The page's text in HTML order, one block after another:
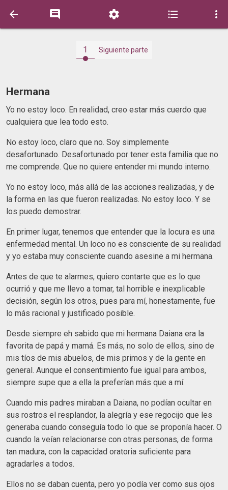
    
1 Siguiente parte
Hermana
Yo no estoy loco. En realidad, creo estar más cuerdo que
cualquiera que lea todo esto.
No estoy loco, claro que no. Soy simplemente
desafortunado. Desafortunado por tener esta familia que no
me comprende. Que no quiere entender mi mundo interno.
Yo no estoy loco, más allá de las acciones realizadas, y de
la forma en las que fueron realizadas. No estoy loco. Y se
los puedo demostrar.
En primer lugar, tenemos que entender que la locura es una
enfermedad mental. Un loco no es consciente de su realidad
y yo estaba muy consciente cuando asesine a mi hermana.
Antes de que te alarmes, quiero contarte que es lo que
ocurrió y que me llevo a tomar, tal horrible e inexplicable
decisión, según los otros, pues para mí, honestamente, fue
lo más racional y justificado posible.
Desde siempre eh sabido que mi hermana Daiana era la
favorita de papá y mamá. Es más, no solo de ellos, sino de
mis tíos de mis abuelos, de mis primos y de la gente en
general. Aunque el consentimiento fue igual para ambos,
siempre supe que a ella la preferían más que a mí.
Cuando mis padres miraban a Daiana, no podían ocultar en
sus rostros el resplandor, la alegría y ese regocijo que les
generaba cuando conseguía todo lo que se proponía hacer. O
cuando la veían relacionarse con otras personas, de forma
tan madura, con la capacidad oratoria suficiente para
agradarles a todos.
Ellos no se daban cuenta, pero yo podía ver como sus ojos